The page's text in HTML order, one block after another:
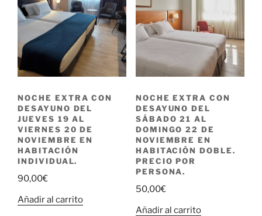
NOCHE EXTRA CON
DESAYUNO DEL
JUEVES 19 AL
VIERNES 20 DE
NOVIEMBRE EN
HABITACIÓN
INDIVIDUAL.
90,00€
Añadir al carrito
NOCHE EXTRA CON
DESAYUNO DEL
SÁBADO 21 AL
DOMINGO 22 DE
NOVIEMBRE EN
HABITACIÓN DOBLE.
PRECIO POR
PERSONA.
50,00€
Añadir al carrito